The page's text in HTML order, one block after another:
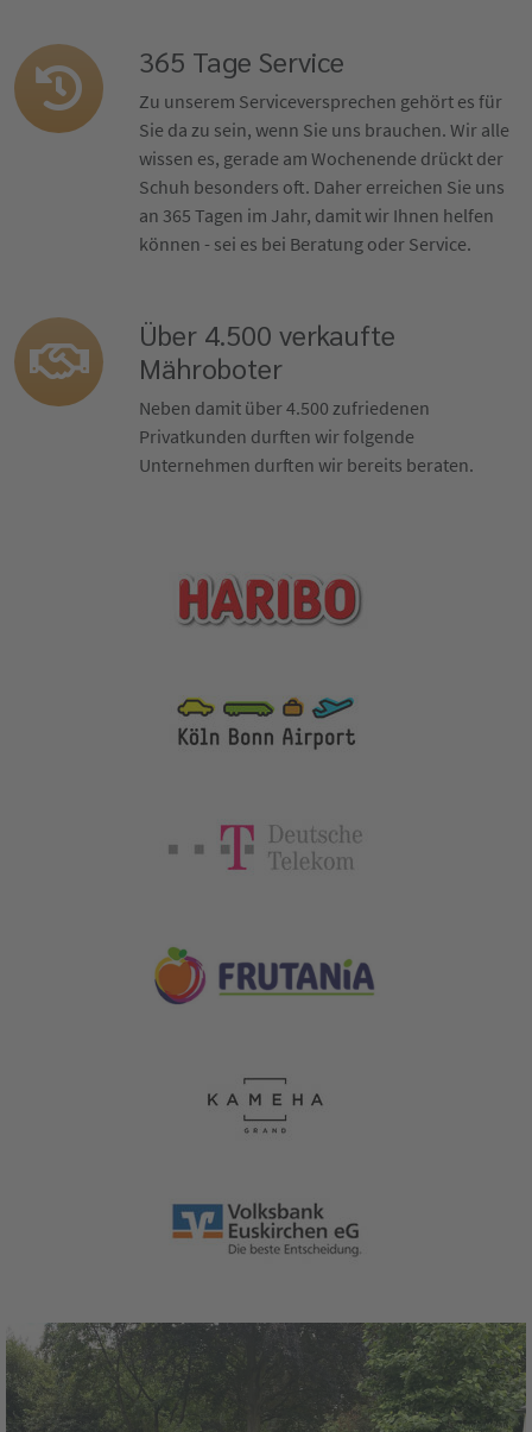
365 Tage Service
Zu unserem Serviceversprechen gehört es für
Sie da zu sein, wenn Sie uns brauchen. Wir alle
wissen es, gerade am Wochenende drückt der
Schuh besonders oft. Daher erreichen Sie uns
an 365 Tagen im Jahr, damit wir Ihnen helfen
können - sei es bei Beratung oder Service.
Über 4.500 verkaufte
Mähroboter
Neben damit über 4.500 zufriedenen
Privatkunden durften wir folgende
Unternehmen durften wir bereits beraten.